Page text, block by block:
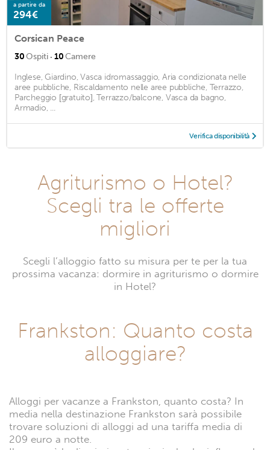
a partire da
294€
Corsican Peace
30Ospiti · 10Camere
Inglese, Giardino, Vasca idromassaggio, Aria condizionata nelle
aree pubbliche, Riscaldamento nelle aree pubbliche, Terrazzo,
Parcheggio [gratuito], Terrazzo/balcone, Vasca da bagno,
Armadio, ...
Verifica disponibilità
Agriturismo o Hotel?
Scegli tra le offerte
migliori
Scegli l’alloggio fatto su misura per te per la tua
prossima vacanza: dormire in agriturismo o dormire
in Hotel?
Frankston: Quanto costa
alloggiare?
Alloggi per vacanze a Frankston, quanto costa? In
media nella destinazione Frankston sarà possibile
trovare soluzioni di alloggi ad una tariffa media di
209 euro a notte.